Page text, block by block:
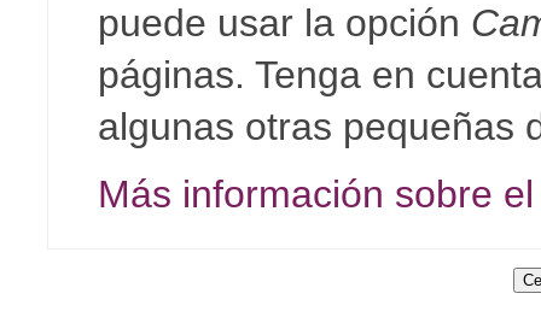
puede usar la opción
páginas. Tenga en
algunas otras pequeñas
Más información sobre